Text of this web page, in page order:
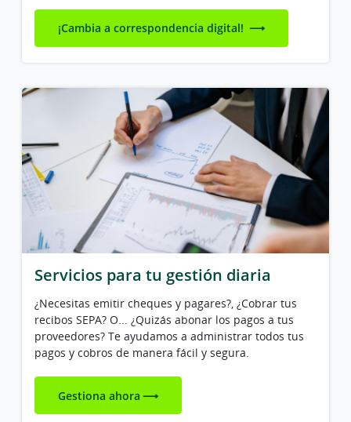
¡Cambia a correspondencia digital!
Servicios para tu gestión diaria
¿Necesitas emitir cheques y pagares?, ¿Cobrar tus
recibos SEPA? O... ¿Quizás abonar los pagos a tus
proveedores? Te ayudamos a administrar todos tus
pagos y cobros de manera fácil y segura.
Gestiona ahora